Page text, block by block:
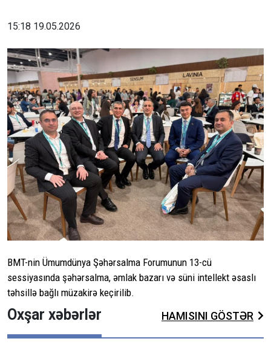
15:18 19.05.2026
BMT-nin Ümumdünya Şəhərsalma Forumunun 13-cü
sessiyasında şəhərsalma, əmlak bazarı və süni intellekt əsaslı
təhsillə bağlı müzakirə keçirilib.
Oxşar xəbərlər HAMISINI GÖSTƏR